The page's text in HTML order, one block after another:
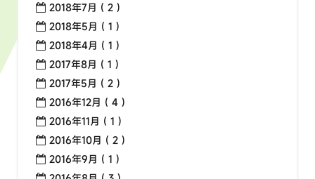
2018年7月 ( 2 )
2018年5月 ( 1 )
2018年4月 ( 1 )
2017年8月 ( 1 )
2017年5月 ( 2 )
2016年12月 ( 4 )
2016年11月 ( 1 )
2016年10月 ( 2 )
2016年9月 ( 1 )